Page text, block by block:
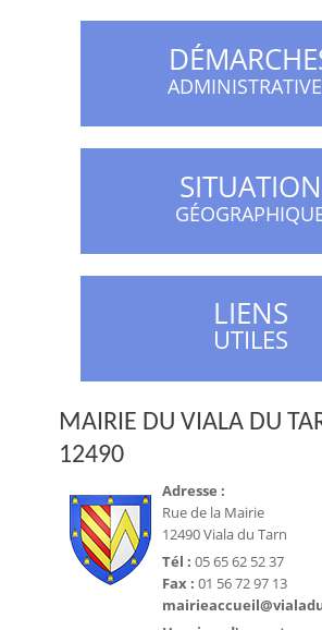
SITUATION
LIENS
UTILES
MAIRIE DU VIALA DU
12490
Adresse :
Rue de la Mairie
12490 Viala du Tarn
Tél : 05 65 62 52 37
Fax : 01 56 72 97 13